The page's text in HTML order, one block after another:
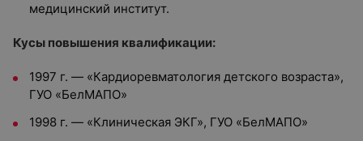
медицинский институт.
Кусы повышения квалификации:
1997 г. — «Кардиоревматология детского возраста»,
ГУО «БелМАПО»
1998 г. — «Клиническая ЭКГ», ГУО «БелМАПО»